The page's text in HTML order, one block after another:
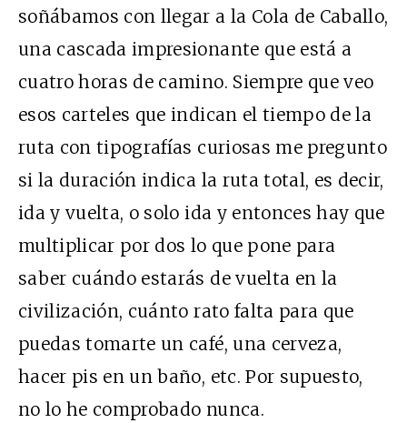
soñábamos con llegar a la Cola de Caballo,
una cascada impresionante que está a
cuatro horas de camino. Siempre que veo
esos carteles que indican el tiempo de la
ruta con tipografías curiosas me pregunto
si la duración indica la ruta total, es decir,
ida y vuelta, o solo ida y entonces hay que
multiplicar por dos lo que pone para
saber cuándo estarás de vuelta en la
civilización, cuánto rato falta para que
puedas tomarte un café, una cerveza,
hacer pis en un baño, etc. Por supuesto,
no lo he comprobado nunca.